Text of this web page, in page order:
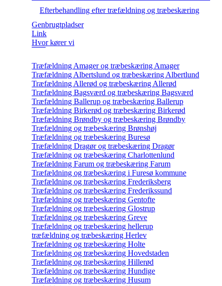
Efterbehandling efter træfældning og træbeskæring
Genbrugtpladser
Link
Hvor kører vi
Træfældning Amager og træbeskæring Amager
Træfældning Albertslund og træbeskæring Albertlund
Træfældning Allerød og træbeskæring Allerød
Træfældning Bagsværd og træbeskæring Bagsværd
Træfældning Ballerup og træbeskæring Ballerup
Træfældning Birkerød og træbeskæring Birkerød
Træfældning Brøndby og træbeskæring Brøndby
Træfældning og træbeskæring Brønshøj
Træfældning og træbeskæring Buresø
Træfældning Dragør og træbeskæring Dragør
Træfældning og træbeskæring Charlottenlund
Træfældning Farum og træbeskæring Farum
Træfældning og træbeskæring i Furesø kommune
Træfældning og træbeskæring Frederiksberg
Træfældning og træbeskæring Frederikssund
Træfældning og træbeskæring Gentofte
Træfældning og træbeskæring Glostrup
Træfældning og træbeskæring Greve
Træfældning og træbeskæring hellerup
træfældning og træbeskæring Herlev
Træfældning og træbeskæring Holte
Træfældning og træbeskæring Hovedstaden
Træfældning og træbeskæring Hillerød
Træfældning og træbeskæring Hundige
Træfældning og træbeskæring Husum